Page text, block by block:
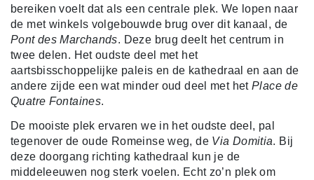
bereiken voelt dat als een centrale plek. We lopen naar
de met winkels volgebouwde brug over dit kanaal, de
Pont des Marchands. Deze brug deelt het centrum in
twee delen. Het oudste deel met het
aartsbisschoppelijke paleis en de kathedraal en aan de
andere zijde een wat minder oud deel met hetPlace de
Quatre Fontaines.
De mooiste plek ervaren we in het oudste deel, pal
tegenover de oude Romeinse weg, deVia Domitia. Bij
deze doorgang richting kathedraal kun je de
middeleeuwen nog sterk voelen. Echt zo’n plek om